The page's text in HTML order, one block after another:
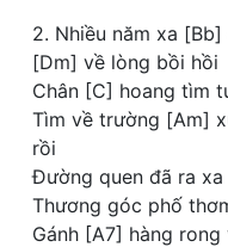
2. Nhiều năm xa
[Dm] về lòng bồi hồi
Chân [C] hoang tìm
Tìm về trường [Am]
rồi
Đường quen đã ra
Thương góc phố
Gánh [A7] hàng